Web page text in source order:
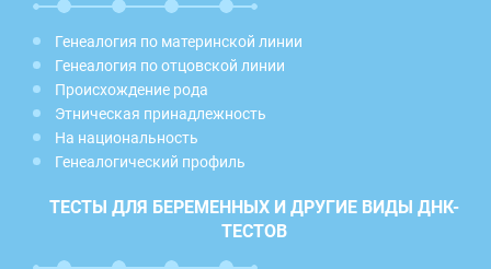
Генеалогия по материнской линии
Генеалогия по отцовской линии
Происхождение рода
Этническая принадлежность
На национальность
Генеалогический профиль
ТЕСТЫ ДЛЯ БЕРЕМЕННЫХ И ДРУГИЕ ВИДЫ ДНК-
ТЕСТОВ